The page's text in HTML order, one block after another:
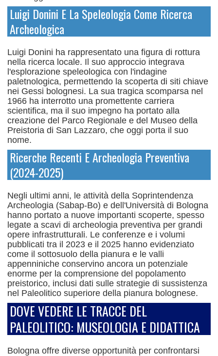
Luigi Donini E La Speleologia Come Ricerca
Archeologica
Luigi Donini ha rappresentato una figura di rottura
nella ricerca locale. Il suo approccio integrava
l'esplorazione speleologica con l'indagine
paletnologica, permettendo la scoperta di siti chiave
nei Gessi bolognesi. La sua tragica scomparsa nel
1966 ha interrotto una promettente carriera
scientifica, ma il suo impegno ha portato alla
creazione del Parco Regionale e del Museo della
Preistoria di San Lazzaro, che oggi porta il suo
nome.
Ricerche Recenti E Archeologia Preventiva
(2024-2025)
Negli ultimi anni, le attività della Soprintendenza
Archeologia (Sabap-Bo) e dell'Università di Bologna
hanno portato a nuove importanti scoperte, spesso
legate a scavi di archeologia preventiva per grandi
opere infrastrutturali. Le conferenze e i volumi
pubblicati tra il 2023 e il 2025 hanno evidenziato
come il sottosuolo della pianura e le valli
appenniniche conservino ancora un potenziale
enorme per la comprensione del popolamento
preistorico, inclusi dati sulle strategie di sussistenza
nel Paleolitico superiore della pianura bolognese.
DOVE VEDERE LE TRACCE DEL
PALEOLITICO: MUSEOLOGIA E DIDATTICA
Bologna offre diverse opportunità per confrontarsi